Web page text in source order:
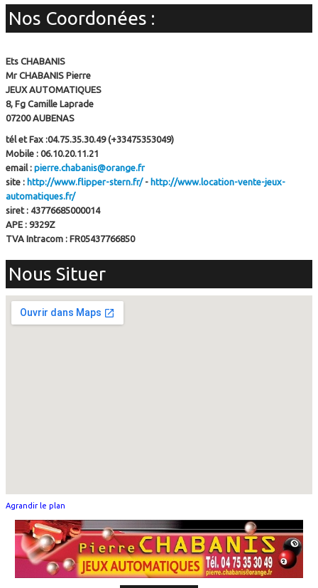
Nos Coordonées :
Ets CHABANIS
Mr CHABANIS Pierre
JEUX AUTOMATIQUES
8, Fg Camille Laprade
07200 AUBENAS
tél et Fax :04.75.35.30.49 (+33475353049)
Mobile : 06.10.20.11.21
email : pierre.chabanis@orange.fr
site : http://www.flipper-stern.fr/- http://www.location-vente-jeux-
automatiques.fr/
siret : 43776685000014
APE : 9329Z
TVA Intracom : FR05437766850
Nous Situer
Agrandir le plan